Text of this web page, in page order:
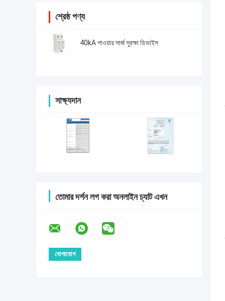
শ্রেষ্ঠ পণ্য
40kA পাওয়ার সার্জ সুরক্ষা ডিভাইস
সাক্ষ্যদান
তোমার দর্শন লগ করা অনলাইন চ্যাট এখন